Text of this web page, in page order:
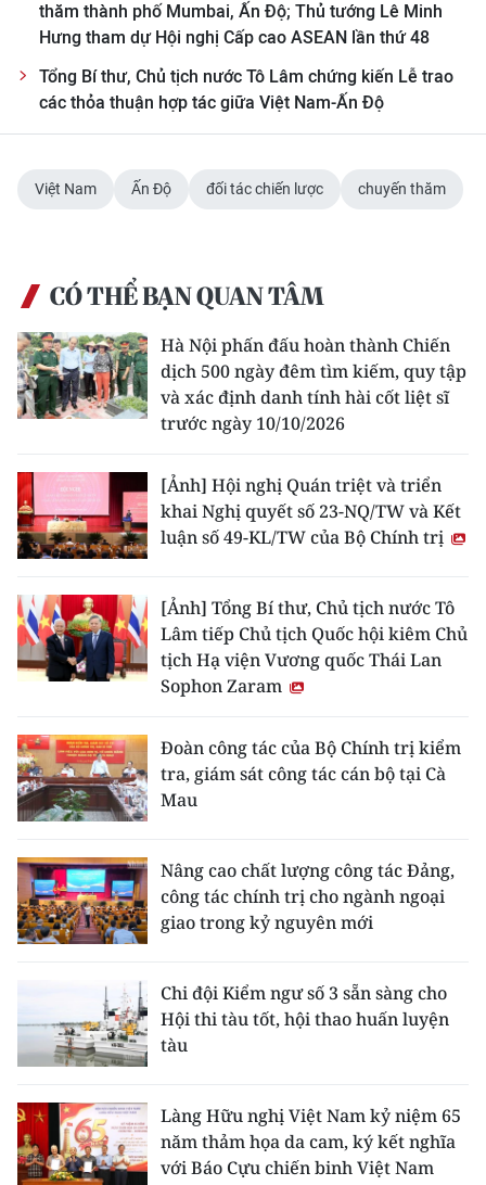
thăm thành phố Mumbai, Ấn Độ; Thủ tướng Lê Minh
Hưng tham dự Hội nghị Cấp cao ASEAN lần thứ 48
Tổng Bí thư, Chủ tịch nước Tô Lâm chứng kiến Lễ trao
các thỏa thuận hợp tác giữa Việt Nam-Ấn Độ
Việt Nam Ấn Độ đối tác chiến lược chuyến thăm
CÓ THỂ BẠN QUAN TÂM
Hà Nội phấn đấu hoàn thành Chiến
dịch 500 ngày đêm tìm kiếm, quy tập
và xác định danh tính hài cốt liệt sĩ
trước ngày 10/10/2026
[Ảnh] Hội nghị Quán triệt và triển
khai Nghị quyết số 23-NQ/TW và Kết
luận số 49-KL/TW của Bộ Chính trị
[Ảnh] Tổng Bí thư, Chủ tịch nước Tô
Lâm tiếp Chủ tịch Quốc hội kiêm Chủ
tịch Hạ viện Vương quốc Thái Lan
Sophon Zaram
Đoàn công tác của Bộ Chính trị kiểm
tra, giám sát công tác cán bộ tại Cà
Mau
Nâng cao chất lượng công tác Đảng,
công tác chính trị cho ngành ngoại
giao trong kỷ nguyên mới
Chi đội Kiểm ngư số 3 sẵn sàng cho
Hội thi tàu tốt, hội thao huấn luyện
tàu
Làng Hữu nghị Việt Nam kỷ niệm 65
năm thảm họa da cam, ký kết nghĩa
với Báo Cựu chiến binh Việt Nam